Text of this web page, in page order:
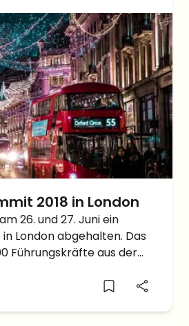
2018 in London
26. und 27. Juni ein
London abgehalten. Das
Führungskräfte aus der